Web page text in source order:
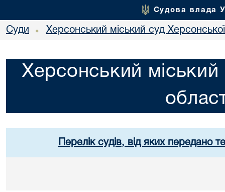
Судова влада
Суди • Херсонський міський суд Херсонської
Херсонський міський
Перелік судів, від яких передано